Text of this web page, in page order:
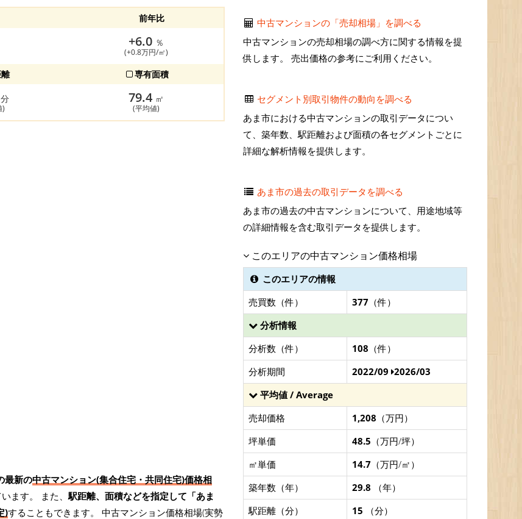
前年比
+6.0 ％
(+0.8万円/㎡)
専有面積
分
)
79.4 ㎡
(平均値)
最新の中古マンション(集合住宅・共同住宅)価格相
ます。 また、 駅距離、面積などを指定して「あま
)することもできます。 中古マンション価格相場(実勢
中古マンションの「売却相場」を調べる
中古マンションの売却相場の調べ方に関する情報を提
供します。 売出価格の参考にご利用ください。
セグメント別取引物件の動向を調べる
あま市における中古マンションの取引データについ
て、築年数、駅距離および面積の各セグメントごとに
詳細な解析情報を提供します。
あま市の過去の取引データを調べる
あま市の過去の中古マンションについて、用途地域等
の詳細情報を含む取引データを提供します。
このエリアの中古マンション価格相場
このエリアの情報
売買数（件）
377 （件）
分析情報
分析数（件）
108 （件）
分析期間
2022/09 2026/03
平均値 / Average
売却価格
1,208 （万円）
坪単価
48.5 （万円/坪）
㎡単価
14.7 （万円/㎡）
築年数（年）
29.8 （年）
駅距離（分）
15 （分）